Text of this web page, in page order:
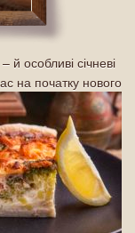
особливі січневі
на початку нового